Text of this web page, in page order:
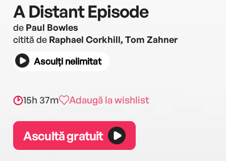
A Distant Episode
de Paul Bowles
citită de Raphael Corkhill, Tom Zahner
Asculți nelimitat
15h 37m Adaugă la wishlist
Ascultă gratuit